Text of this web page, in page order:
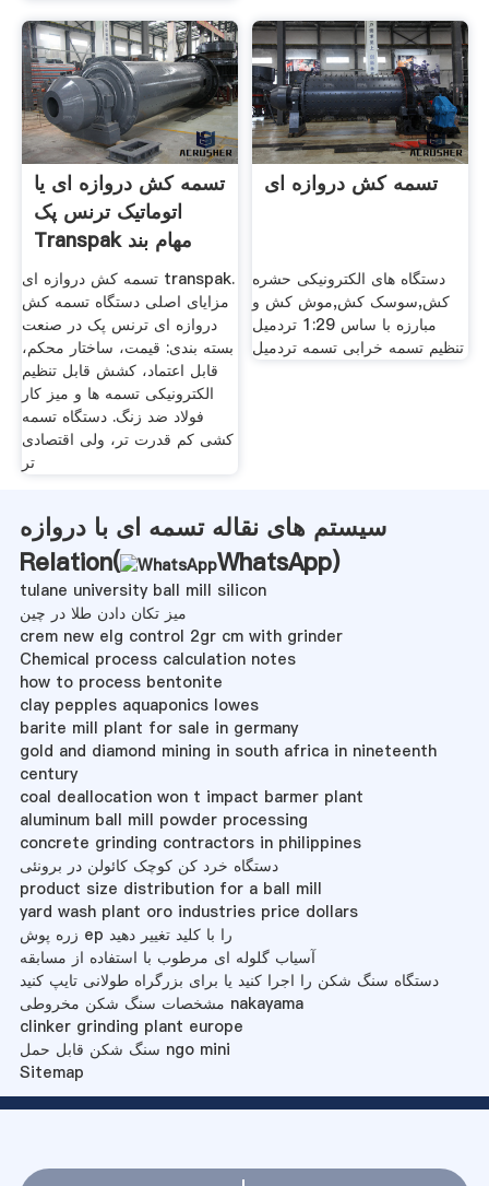
تسمه کش دروازه ای یا
اتوماتیک ترنس پک
Transpak مهام بند
تسمه کش دروازه ای transpak.
مزایای اصلی دستگاه تسمه کش
دروازه ای ترنس پک در صنعت
بسته بندی: قیمت، ساختار محکم،
قابل اعتماد، کشش قابل تنظیم
الکترونیکی تسمه ها و میز کار
فولاد ضد زنگ. دستگاه تسمه
کشی کم قدرت تر، ولی اقتصادی
تر
تسمه کش دروازه ای
دستگاه های الکترونیکی حشره
کش,سوسک کش,موش کش و
مبارزه با ساس 1:29 تردمیل
تنظیم تسمه خرابی تسمه تردمیل
سیستم های نقاله تسمه ای با دروازه
Relation(
WhatsApp)
tulane university ball mill silicon
میز تکان دادن طلا در چین
crem new elg control 2gr cm with grinder
Chemical process calculation notes
how to process bentonite
clay pepples aquaponics lowes
barite mill plant for sale in germany
gold and diamond mining in south africa in nineteenth
century
coal deallocation won t impact barmer plant
aluminum ball mill powder processing
concrete grinding contractors in philippines
دستگاه خرد کن کوچک کائولن در برونئی
product size distribution for a ball mill
yard wash plant oro industries price dollars
زره پوش ep را با کلید تغییر دهید
آسیاب گلوله ای مرطوب با استفاده از مسابقه
دستگاه سنگ شکن را اجرا کنید یا برای بزرگراه طولانی تایپ کنید
مشخصات سنگ شکن مخروطی nakayama
clinker grinding plant europe
سنگ شکن قابل حمل ngo mini
Sitemap